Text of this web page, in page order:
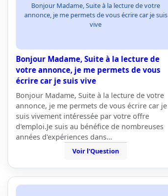
Bonjour Madame, Suite à la lecture de votre
annonce, je me permets de vous écrire car je suis
vive
Bonjour Madame, Suite à la lecture de
votre annonce, je me permets de vous
écrire car je suis vive
Bonjour Madame, Suite à la lecture de votre
annonce, je me permets de vous écrire car je
suis vivement intéressée par votre offre
d'emploi.Je suis au bénéfice de nombreuses
années d'expériences dans…
Voir l'Question